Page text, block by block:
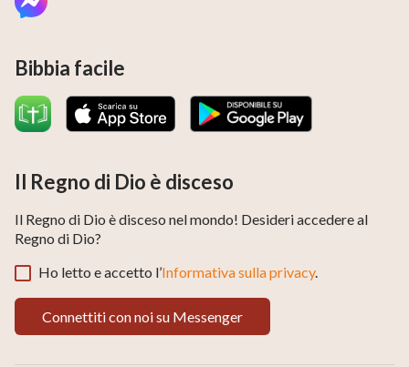
Bibbia facile
Il Regno di Dio è disceso
Il Regno di Dio è disceso nel mondo! Desideri accedere al
Regno di Dio?
Ho letto e accetto l’Informativa sulla privacy.
Connettiti con noi su Messenger